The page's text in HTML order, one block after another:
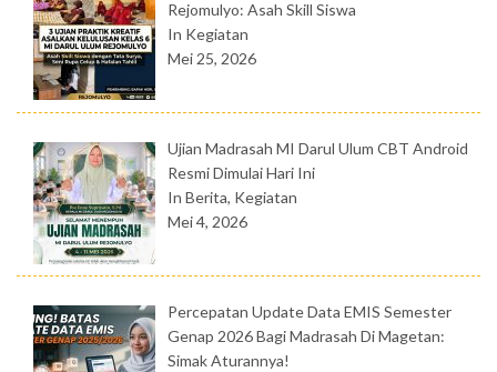
Rejomulyo: Asah Skill Siswa
In Kegiatan
Mei 25, 2026
Ujian Madrasah MI Darul Ulum CBT Android
Resmi Dimulai Hari Ini
In Berita, Kegiatan
Mei 4, 2026
Percepatan Update Data EMIS Semester
Genap 2026 Bagi Madrasah Di Magetan:
Simak Aturannya!